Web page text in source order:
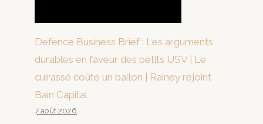
Defence Business Brief : Les arguments
durables en faveur des petits USV | Le
cuirassé coûte un ballon | Rainey rejoint
Bain Capital
7 août 2026